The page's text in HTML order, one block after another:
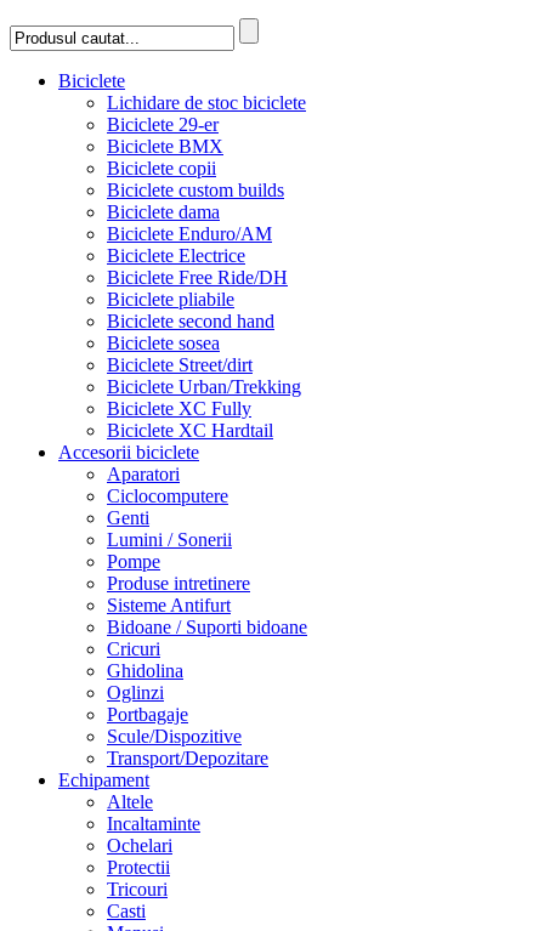
Biciclete
Lichidare de stoc biciclete
Biciclete 29-er
Biciclete BMX
Biciclete copii
Biciclete custom builds
Biciclete dama
Biciclete Enduro/AM
Biciclete Electrice
Biciclete Free Ride/DH
Biciclete pliabile
Biciclete second hand
Biciclete sosea
Biciclete Street/dirt
Biciclete Urban/Trekking
Biciclete XC Fully
Biciclete XC Hardtail
Accesorii biciclete
Aparatori
Ciclocomputere
Genti
Lumini / Sonerii
Pompe
Produse intretinere
Sisteme Antifurt
Bidoane / Suporti bidoane
Cricuri
Ghidolina
Oglinzi
Portbagaje
Scule/Dispozitive
Transport/Depozitare
Echipament
Altele
Incaltaminte
Ochelari
Protectii
Tricouri
Casti